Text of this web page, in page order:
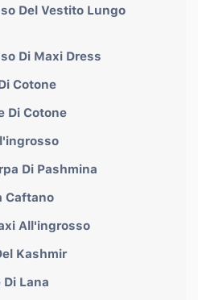
Del Vestito Lungo
Di Maxi Dress
Cotone
Di Cotone
Di Pashmina
Caftano
All'ingrosso
Kashmir
Lana